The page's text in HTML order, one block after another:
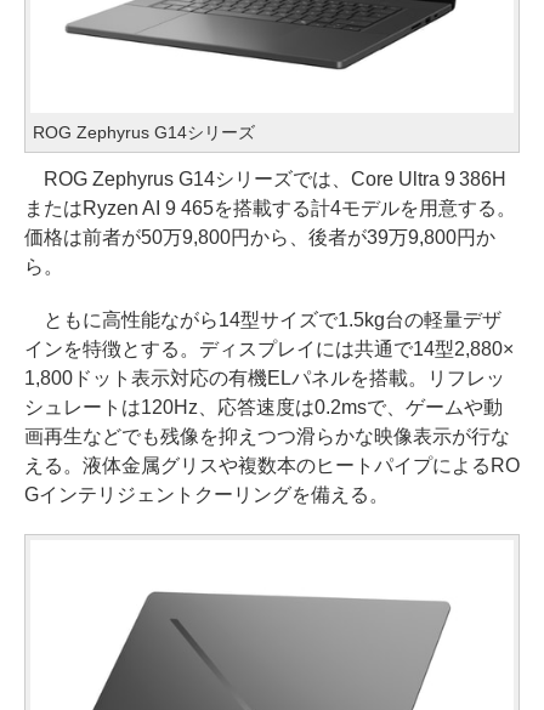
ROG Zephyrus G14シリーズ
ROG Zephyrus G14シリーズでは、Core Ultra 9 386H
またはRyzen AI 9 465を搭載する計4モデルを用意する。
価格は前者が50万9,800円から、後者が39万9,800円か
ら。
ともに高性能ながら14型サイズで1.5kg台の軽量デザ
インを特徴とする。ディスプレイには共通で14型2,880×
1,800ドット表示対応の有機ELパネルを搭載。リフレッ
シュレートは120Hz、応答速度は0.2msで、ゲームや動
画再生などでも残像を抑えつつ滑らかな映像表示が行な
える。液体金属グリスや複数本のヒートパイプによるRO
Gインテリジェントクーリングを備える。